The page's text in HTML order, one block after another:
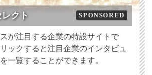
クト SPONSORED
が注目する企業の特設サイトで
ックすると注目企業のインタビュ
一覧することができます。